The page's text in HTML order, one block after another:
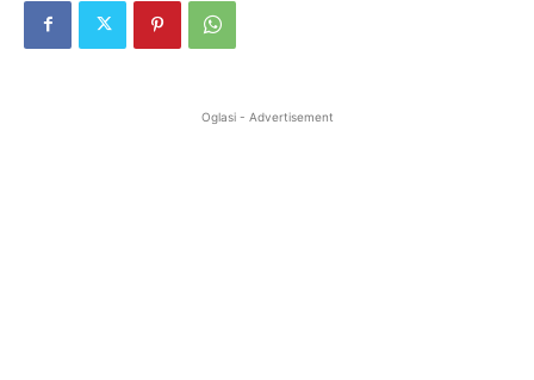
Oglasi - Advertisement